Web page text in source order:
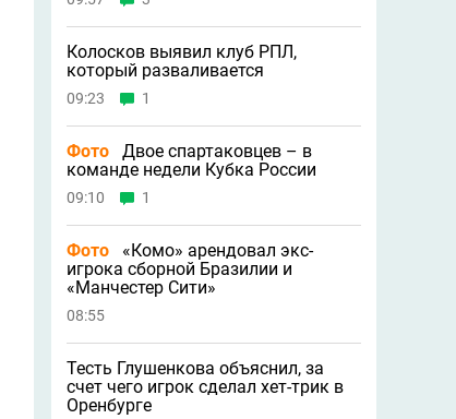
Колосков выявил клуб РПЛ,
который разваливается
09:23 1
Фото
Двое спартаковцев – в
команде недели Кубка России
09:10 1
Фото
«Комо» арендовал экс-
игрока сборной Бразилии и
«Манчестер Сити»
08:55
Тесть Глушенкова объяснил, за
счет чего игрок сделал хет-трик в
Оренбурге